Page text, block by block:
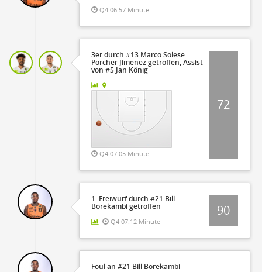
Q4 06:57 Minute
3er durch #13 Marco Solese
Porcher Jimenez getroffen, Assist
von #5 Jan König
Q4 07:05 Minute
72
1. Freiwurf durch #21 Bill
Borekambi getroffen
Q4 07:12 Minute
90
Foul an #21 Bill Borekambi